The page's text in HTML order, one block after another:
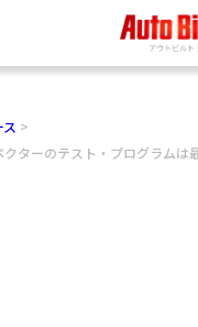
クターのテスト・プログラム